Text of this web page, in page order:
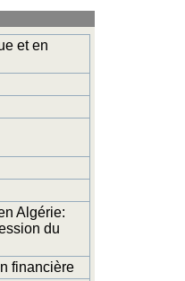
et en
Algérie:
du
financière